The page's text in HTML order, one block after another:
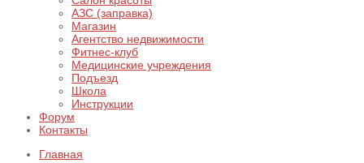
АЗС (заправка)
Магазин
Агентство недвижимости
Фитнес-клуб
Медицинские учреждения
Подъезд
Школа
Инструкции
Форум
Контакты
Главная